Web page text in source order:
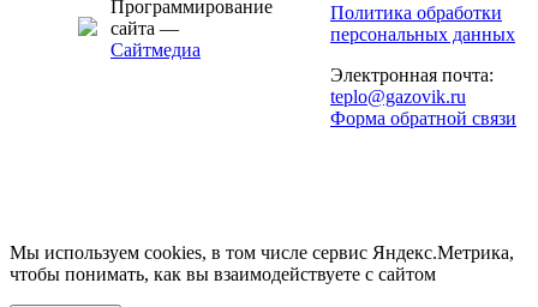
Программирование
сайта —
Сайтмедиа
Политика обработки
персональных данных
Электронная почта:
teplo@gazovik.ru
Форма обратной связи
Мы используем cookies, в том числе сервис Яндекс.Метрика,
чтобы понимать, как вы взаимодействуете с сайтом